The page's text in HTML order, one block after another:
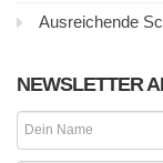
Ausreichende
NEWSLETTER